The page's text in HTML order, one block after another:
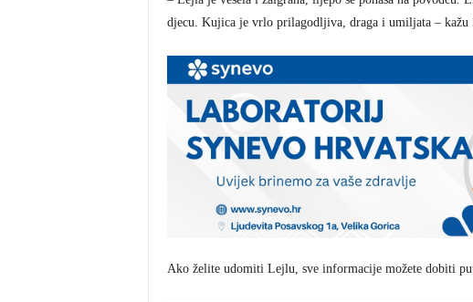
djecu. Kujica je vrlo prilagodljiva, draga i umiljata – kažu
Ako želite udomiti Lejlu, sve informacije možete dobiti